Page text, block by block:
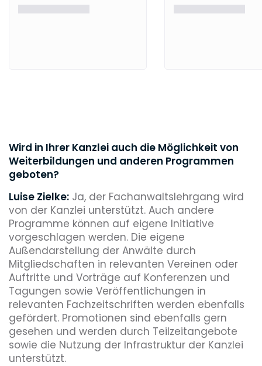
Wird in Ihrer Kanzlei auch die Möglichkeit von
Weiterbildungen und anderen Programmen
geboten?
Luise Zielke: Ja, der Fachanwaltslehrgang wird
von der Kanzlei unterstützt. Auch andere
Programme können auf eigene Initiative
vorgeschlagen werden. Die eigene
Außendarstellung der Anwälte durch
Mitgliedschaften in relevanten Vereinen oder
Auftritte und Vorträge auf Konferenzen und
Tagungen sowie Veröffentlichungen in
relevanten Fachzeitschriften werden ebenfalls
gefördert. Promotionen sind ebenfalls gern
gesehen und werden durch Teilzeitangebote
sowie die Nutzung der Infrastruktur der Kanzlei
unterstützt.